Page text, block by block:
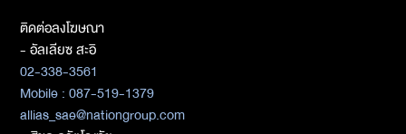
ติดต่อลงโฆษณา
- อัลเลียซ สะอิ
02-338-3561
Mobile : 087-519-1379
allias_sae@nationgroup.com